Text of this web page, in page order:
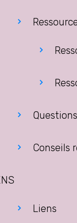
Conseils
Liens